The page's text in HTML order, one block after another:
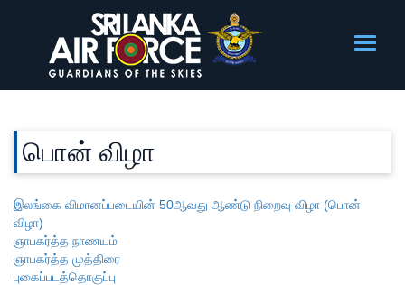
பொன் விழா
இலங்கை விமானப்படையின் 50ஆவது ஆண்டு நிறைவு விழா (பொன்
விழா)
ஞாபகர்த்த நாணயம்
ஞாபகர்த்த முத்திரை
புகைப்படத்தொகுப்பு